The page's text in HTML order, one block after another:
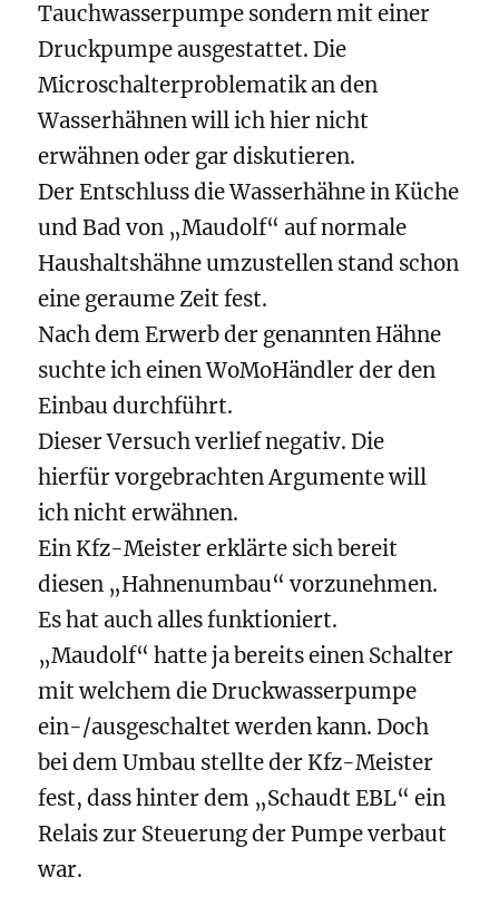
Tauchwasserpumpe sondern mit einer
Druckpumpe ausgestattet. Die
Microschalterproblematik an den
Wasserhähnen will ich hier nicht
erwähnen oder gar diskutieren.
Der Entschluss die Wasserhähne in Küche
und Bad von „Maudolf“ auf normale
Haushaltshähne umzustellen stand schon
eine geraume Zeit fest.
Nach dem Erwerb der genannten Hähne
suchte ich einen WoMoHändler der den
Einbau durchführt.
Dieser Versuch verlief negativ. Die
hierfür vorgebrachten Argumente will
ich nicht erwähnen.
Ein Kfz-Meister erklärte sich bereit
diesen „Hahnenumbau“ vorzunehmen.
Es hat auch alles funktioniert.
„Maudolf“ hatte ja bereits einen Schalter
mit welchem die Druckwasserpumpe
ein-/ausgeschaltet werden kann. Doch
bei dem Umbau stellte der Kfz-Meister
fest, dass hinter dem „Schaudt EBL“ ein
Relais zur Steuerung der Pumpe verbaut
war.